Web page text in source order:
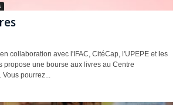
collaboration avec l'IFAC, CitéCap, l'UPEPE et les
propose une bourse aux livres au Centre
pourrez...